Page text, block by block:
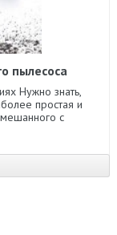
пылесоса
Нужно знать,
простая и
с